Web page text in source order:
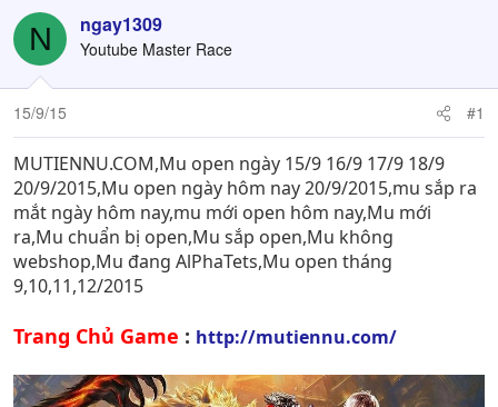
r
e
a
d
s
t
a
r
t
e
r
à
y
ử
N ngay1309
Youtube Master Race
15/9/15 #1
MUTIENNU.COM,Mu open ngày 15/9 16/9 17/9 18/9
20/9/2015,Mu open ngày hôm nay 20/9/2015,mu sắp ra
mắt ngày hôm nay,mu mới open hôm nay,Mu mới
ra,Mu chuẩn bị open,Mu sắp open,Mu không
webshop,Mu đang AlPhaTets,Mu open tháng
9,10,11,12/2015
Trang Chủ Game : http://mutiennu.com/